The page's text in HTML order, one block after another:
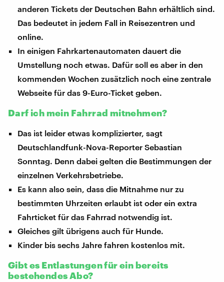
anderen Tickets der Deutschen Bahn erhältlich sind.
Das bedeutet in jedem Fall in Reisezentren und
online.
In einigen Fahrkartenautomaten dauert die
Umstellung noch etwas. Dafür soll es aber in den
kommenden Wochen zusätzlich noch eine zentrale
Webseite für das 9-Euro-Ticket geben.
Darf ich mein Fahrrad mitnehmen?
Das ist leider etwas komplizierter, sagt
Deutschlandfunk-Nova-Reporter Sebastian
Sonntag. Denn dabei gelten die Bestimmungen der
einzelnen Verkehrsbetriebe.
Es kann also sein, dass die Mitnahme nur zu
bestimmten Uhrzeiten erlaubt ist oder ein extra
Fahrticket für das Fahrrad notwendig ist.
Gleiches gilt übrigens auch für Hunde.
Kinder bis sechs Jahre fahren kostenlos mit.
Gibt es Entlastungen für ein bereits
bestehendes Abo?